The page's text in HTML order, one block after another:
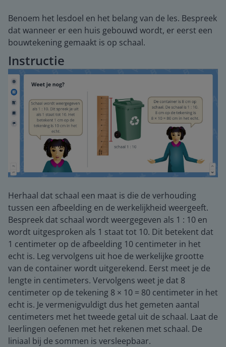
Benoem het lesdoel en het belang van de les. Bespreek
dat wanneer er een huis gebouwd wordt, er eerst een
bouwtekening gemaakt is op schaal.
Instructie
Herhaal dat schaal een maat is die de verhouding
tussen een afbeelding en de werkelijkheid weergeeft.
Bespreek dat schaal wordt weergegeven als 1 : 10 en
wordt uitgesproken als 1 staat tot 10. Dit betekent dat
1 centimeter op de afbeelding 10 centimeter in het
echt is. Leg vervolgens uit hoe de werkelijke grootte
van de container wordt uitgerekend. Eerst meet je de
lengte in centimeters. Vervolgens weet je dat 8
centimeter op de tekening 8 × 10 = 80 centimeter in het
echt is. Je vermenigvuldigt dus het gemeten aantal
centimeters met het tweede getal uit de schaal. Laat de
leerlingen oefenen met het rekenen met schaal. De
liniaal bij de sommen is versleepbaar.